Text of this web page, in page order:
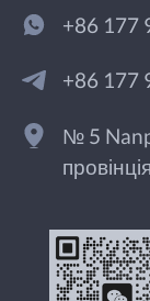
+86 177
+86 177
№ 5